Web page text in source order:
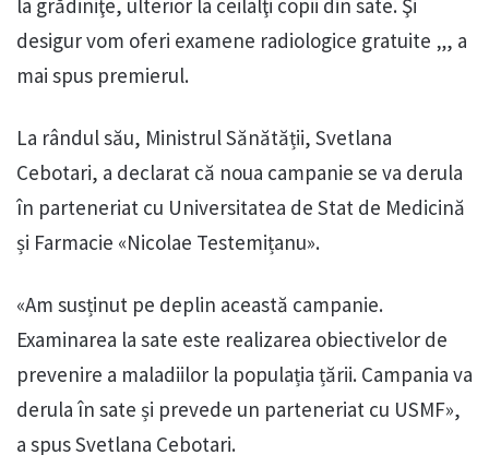
la grădiniţe, ulterior la ceilalţi copii din sate. Şi
desigur vom oferi examene radiologice gratuite „, a
mai spus premierul.
La rândul său, Ministrul Sănătății, Svetlana
Cebotari, a declarat că noua campanie se va derula
în parteneriat cu Universitatea de Stat de Medicină
și Farmacie «Nicolae Testemițanu».
«Am susținut pe deplin această campanie.
Examinarea la sate este realizarea obiectivelor de
prevenire a maladiilor la populația țării. Campania va
derula în sate și prevede un parteneriat cu USMF»,
a spus Svetlana Cebotari.